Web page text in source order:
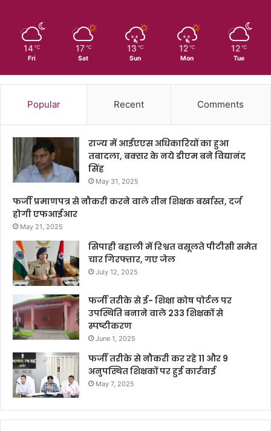
14 ℃
Fri
17 ℃
Sat
13 ℃
Sun
12 ℃
Mon
12 ℃
Tue
Popular Recent Comments
राज्य में आईएएस अधिकारियों का हुआ
तबादला, बक्सर के नये डीएम बने विद्यानंद
सिंह
May 31, 2025
फर्जी प्रमाणपत्र से नौकरी करने वाले तीन शिक्षक बर्खास्त, दर्ज
होगी एफआईआर
May 21, 2025
सिपाही बहाली में रिश्वत वसूलते पीटीसी समेत
चार गिरफ्तार, गए जेल
July 12, 2025
फर्जी तरीके से ई- शिक्षा कोष पोर्टल पर
उपस्थिति बनाने वाले 233 शिक्षकों से
स्पष्टीकरण
June 1, 2025
फर्जी तरीके से नौकरी कर रहे 11 और 9
अनुपस्थित शिक्षकों पर हुई कार्रवाई
May 7, 2025